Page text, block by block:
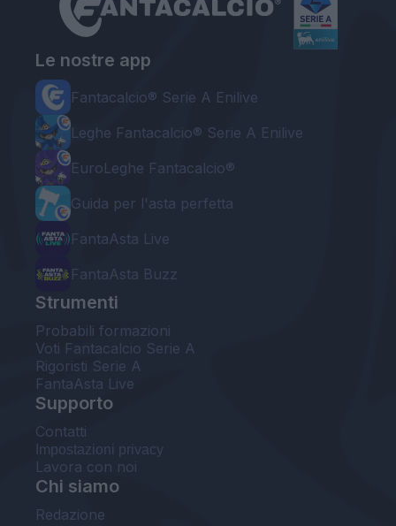
Le nostre app
Fantacalcio® Serie A Enilive
Leghe Fantacalcio® Serie A Enilive
EuroLeghe Fantacalcio®
Guida per l'asta perfetta
FantaAsta Live
FantaAsta Buzz
Strumenti
Probabili formazioni
Voti Fantacalcio Serie A
Rigoristi Serie A
FantaAsta Live
Supporto
Contatti
Impostazioni privacy
Lavora con noi
Chi siamo
Redazione